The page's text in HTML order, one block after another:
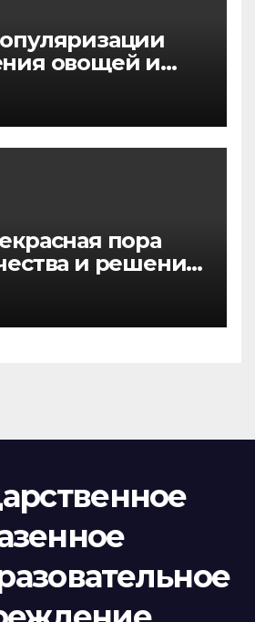
овощей и
пора
и решения